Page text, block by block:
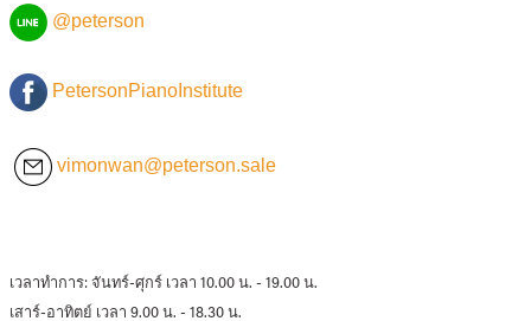
@peterson
PetersonPianoInstitute
vimonwan@peterson.sale
เวลาทำการ: จันทร์-ศุกร์ เวลา 10.00 น. - 19.00 น.
เสาร์-อาทิตย์ เวลา 9.00 น. - 18.30 น.